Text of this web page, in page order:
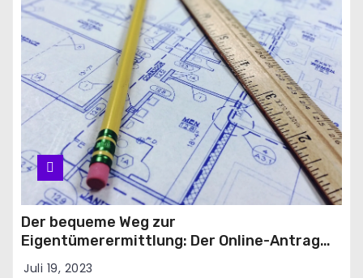
Der bequeme Weg zur
Eigentümerermittlung: Der Online-Antrag
für den Grundbuchauszug
Juli 19, 2023